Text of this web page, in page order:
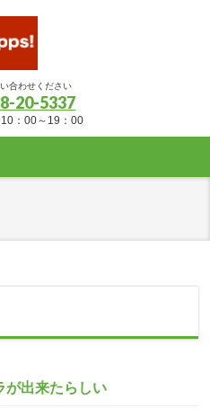
合わせください
20-5337
：00～19：00
が出来たらしい